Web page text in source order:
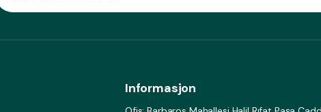
Informasjon